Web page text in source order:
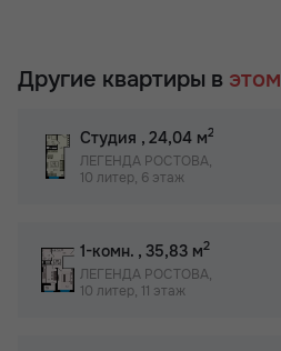
Другие квартиры в этом
Студия , 24,04 м2
ЛЕГЕНДА РОСТОВА,
10 литер, 6 этаж
1-комн. , 35,83 м2
ЛЕГЕНДА РОСТОВА,
10 литер, 11 этаж